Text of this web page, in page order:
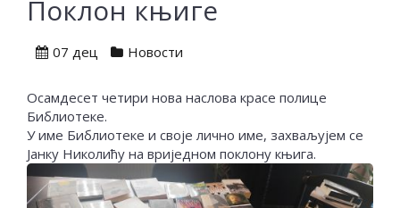
Поклон књиге
07 дец Новости
Осамдесет четири нова наслова красе полице
Библиотеке.
У име Библиотеке и своје лично име, захваљујем се
Јанку Николићу на вриједном поклону књига.